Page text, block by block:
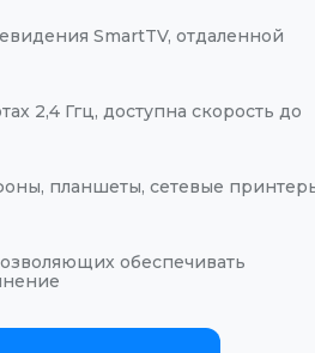
SmartTV, отдаленной
2,4 Ггц, доступна скорость до
планшеты, сетевые
обеспечивать